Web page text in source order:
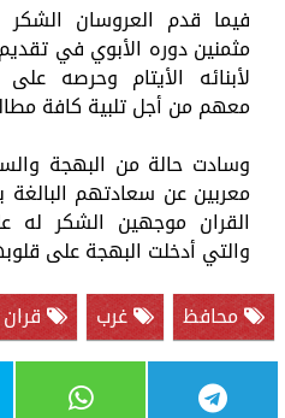
فيما قدم العروسان الشكر
مثمنين دوره الأبوي في
لأبنائه الأيتام وحرصه
معهم من أجل تلبية كافة
وسادت حالة من البهجة
معربين عن سعادتهم
القران موجهين الشكر له
والتي أدخلت البهجة على
محافظ
غرب قران